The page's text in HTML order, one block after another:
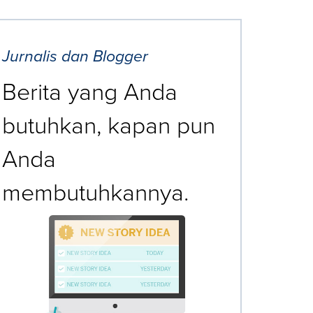
Jurnalis dan Blogger
Berita yang Anda
butuhkan, kapan pun
Anda
membutuhkannya.